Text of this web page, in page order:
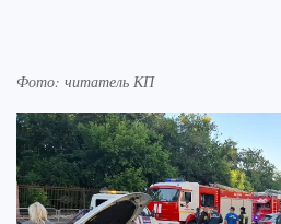
Фото: читатель КП